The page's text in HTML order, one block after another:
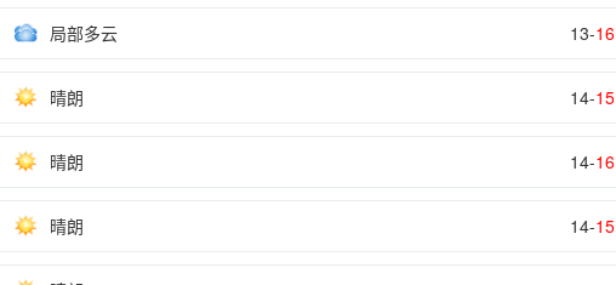
局部多云 13-16
晴朗 14-15
晴朗 14-16
晴朗 14-15